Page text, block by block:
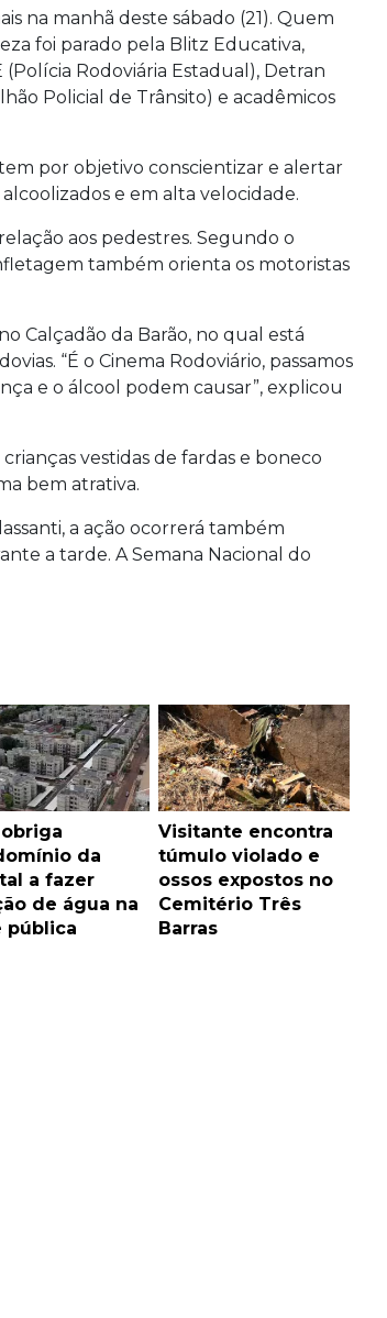
na manhã deste sábado (21). Quem
foi parado pela Blitz Educativa,
(Polícia Rodoviária Estadual), Detran
Policial de Trânsito) e acadêmicos
por objetivo conscientizar e alertar
e em alta velocidade.
aos pedestres. Segundo o
também orienta os motoristas
Calçadão da Barão, no qual está
“É o Cinema Rodoviário, passamos
e o álcool podem causar”, explicou
vestidas de fardas e boneco
bem atrativa.
a ação ocorrerá também
a tarde. A Semana Nacional do
da
a fazer
de água na
pública
Visitante encontra
túmulo violado e
ossos expostos no
Cemitério Três
Barras